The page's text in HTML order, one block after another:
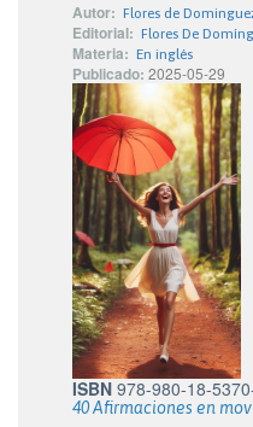
Autor: Flores de
Editorial: Flores De
Materia: En inglés
Publicado: 2025-05-29
ISBN 978-980-18-
40 Afirmaciones en